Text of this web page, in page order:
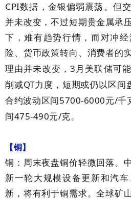
CPI数据，金银偏弱震荡。但
并未改变，不过短期贵金属承
下，难有趋势行情，而对冲
险、货币政策转向、消费者的
理由并未改变，3 月美联储可
削减QT力度，短期或仍以区间
合约波动区间5700-6000元/千
间475-490元/克。
【铜】
铜：周末夜盘铜价轻微回落。
新一轮大规模设备更新和汽
新，将有利于铜需求。全球矿